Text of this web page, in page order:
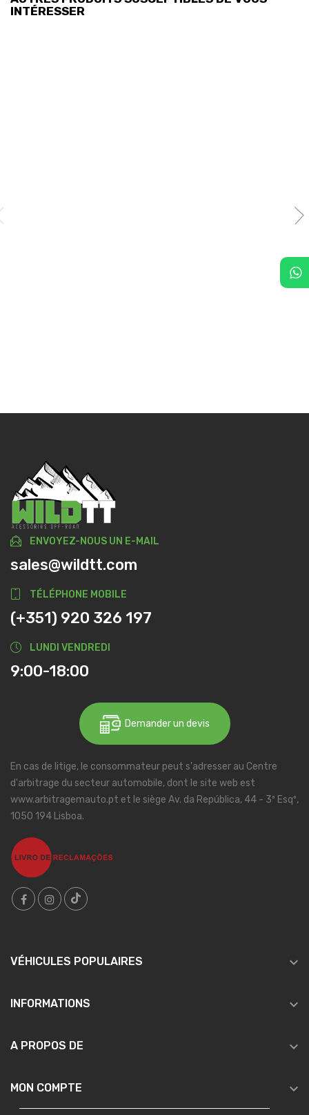
INTÉRESSER
ENVOYEZ-NOUS UN E-MAIL
sales@wildtt.com
TÉLÉPHONE MOBILE
(+351) 920 326 197
LUNDI VENDREDI
9:00-18:00
Demander un devis
En cas de litige, le consommateur peut s'adresser au Centre
d'arbitrage du secteur automobile, dont le site web est
www.arbitragemauto.pt et le siège Av. da República, 44 - 3º Esqº,
1050 194 Lisboa.
VÉHICULES POPULAIRES 
INFORMATIONS 
A PROPOS DE 
MON COMPTE 